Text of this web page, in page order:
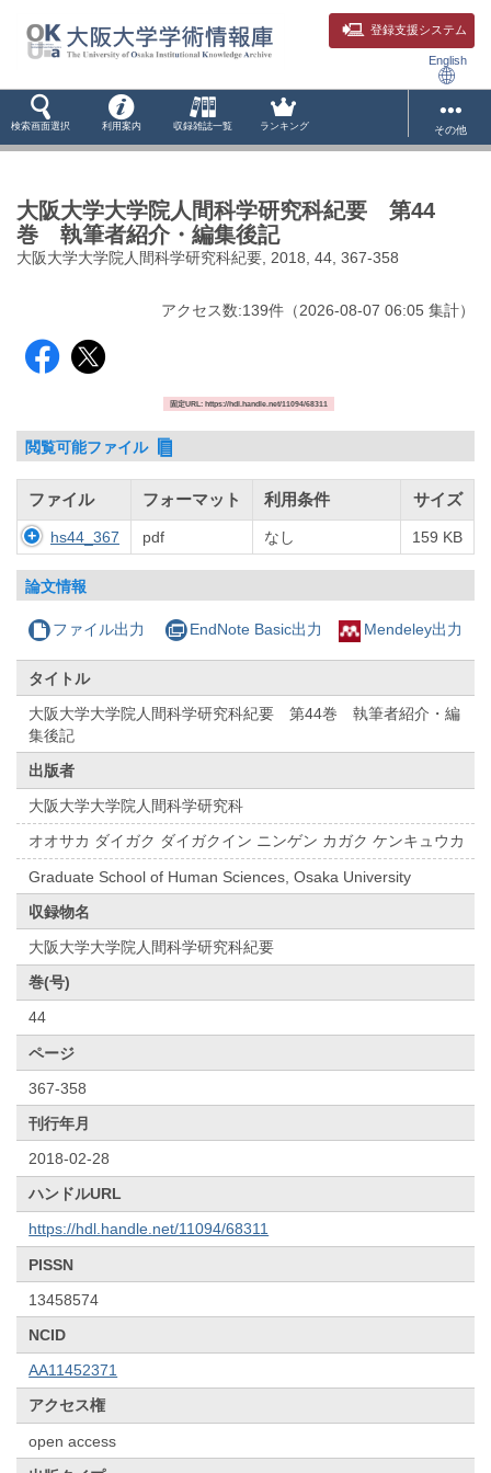
登録支援システム
English
検索画面選択 利用案内 収録雑誌一覧 ランキング その他
大阪大学大学院人間科学研究科紀要 第44
巻 執筆者紹介・編集後記
大阪大学大学院人間科学研究科紀要, 2018, 44, 367-358
アクセス数:139件 （2026-08-07 06:05 集計）
固定URL: https://hdl.handle.net/11094/68311
閲覧可能ファイル
ファイル フォーマット 利用条件 サイズ
hs44_367 pdf なし 159 KB
論文情報
ファイル出力 EndNote Basic出力 Mendeley出力
タイトル
大阪大学大学院人間科学研究科紀要 第44巻 執筆者紹介・編
集後記
出版者
大阪大学大学院人間科学研究科
オオサカ ダイガク ダイガクイン ニンゲン カガク ケンキュウカ
Graduate School of Human Sciences, Osaka University
収録物名
大阪大学大学院人間科学研究科紀要
巻(号)
44
ページ
367-358
刊行年月
2018-02-28
ハンドルURL
https://hdl.handle.net/11094/68311
PISSN
13458574
NCID
AA11452371
アクセス権
open access